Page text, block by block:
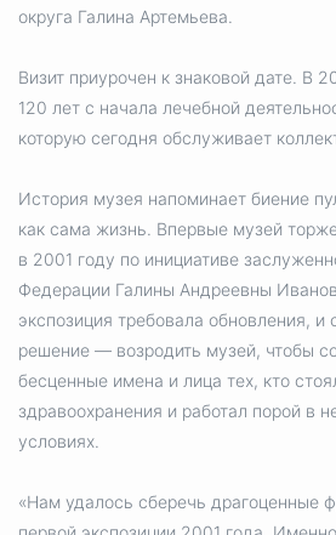
округа Галина Артемьева.
Визит приурочен к знаковой дате. В
120 лет с начала лечебной
которую сегодня обслуживает
История музея напоминает биение
как сама жизнь. Впервые музей
в 2001 году по инициативе
Федерации Галины Андреевны
экспозиция требовала обновления, и
решение — возродить музей, чтобы
бесценные имена и лица тех, кто
здравоохранения и работал порой в
условиях.
«Нам удалось сберечь драгоценные